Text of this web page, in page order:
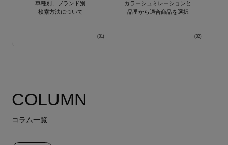
車種別、ブランド別
検索方法について
カラーシュミレーションと
品番から適合商品を選択
COLUMN
コラム一覧